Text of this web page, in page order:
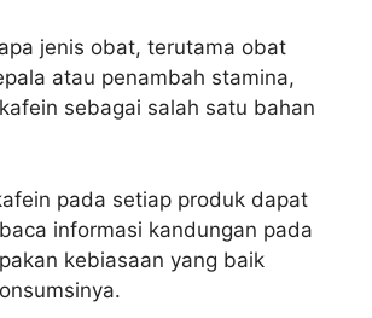
jenis obat, terutama obat
atau penambah stamina,
sebagai salah satu bahan
pada setiap produk dapat
informasi kandungan pada
kebiasaan yang baik